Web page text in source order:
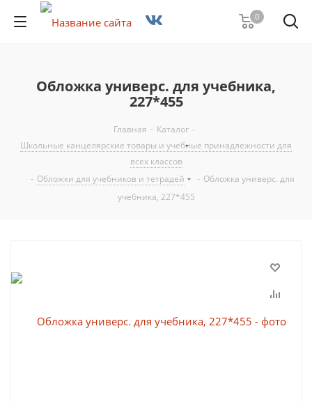
0
Обложка универс. для учебника,
227*455
Главная - Каталог -
Школьные канцелярские товары и учебные принадлежности для
всех классов
- Обложки для учебников и тетрадей - Обложка универс. для
учебника, 227*455